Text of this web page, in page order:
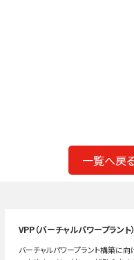
一覧へ戻
VPP（バーチャルパワープラン
バーチャルパワープラント構築に